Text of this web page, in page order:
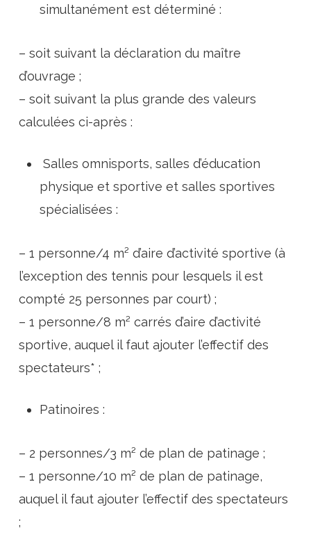
simultanément est déterminé :
– soit suivant la déclaration du maître
d’ouvrage ;
– soit suivant la plus grande des valeurs
calculées ci-après :
Salles omnisports, salles d’éducation
physique et sportive et salles sportives
spécialisées :
– 1 personne/4 m² d’aire d’activité sportive (à
l’exception des tennis pour lesquels il est
compté 25 personnes par court) ;
– 1 personne/8 m² carrés d’aire d’activité
sportive, auquel il faut ajouter l’effectif des
spectateurs* ;
Patinoires :
– 2 personnes/3 m² de plan de patinage ;
– 1 personne/10 m² de plan de patinage,
auquel il faut ajouter l’effectif des spectateurs
;